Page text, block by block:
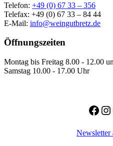
Telefon: +49 (0) 67 33 – 356
Telefax: +49 (0) 67 33 – 84 44
E-Mail: info@weingutbretz.de
Öffnungszeiten
Montag bis Freitag 8.00 - 12.00
Samstag 10.00 - 17.00 Uhr
Newsletter